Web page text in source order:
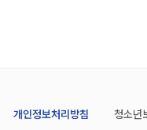
개인정보처리방침 청소년